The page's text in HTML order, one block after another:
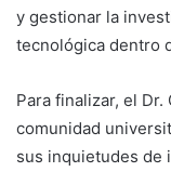
y gestionar la
tecnológica dentro
Para finalizar, el Dr.
comunidad
sus inquietudes de